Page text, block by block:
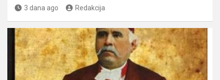
3 dana ago Redakcija